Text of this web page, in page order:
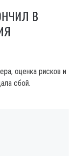
В
оценка рисков и
сбой.